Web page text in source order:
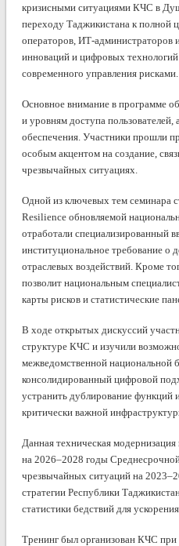
кризисными ситуациями КЧС в
переходу Таджикистана к полной
операторов, ИТ-администраторов
инноваций и цифровых
современного управления рисками.
Основное внимание в программе
и уровням доступа
обеспечения. Участники прошли
особым акцентом на создание,
чрезвычайных ситуациях.
Одной из ключевых тем семинара
Resilience обновляемой
отработали специализированный
институциональное требование о
отраслевых воздействий. Кроме
позволит национальным
карты рисков и статистические
В ходе открытых дискуссий
структуре КЧС и изучили
межведомственной национальной
консолидированный цифровой
устранить дублирование функций
критически важной
Данная техническая
на 2026–2028 годы
чрезвычайных ситуаций на
стратегии Республики
статистики бедствий для
Тренинг был организован КЧС